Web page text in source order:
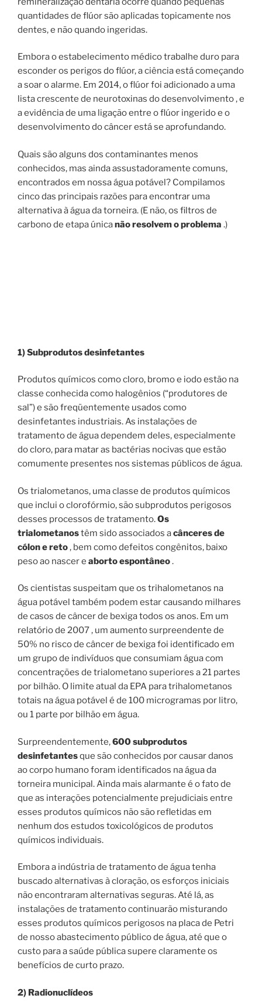
quantidades de flúor são aplicadas topicamente nos
dentes, e não quando ingeridas.
Embora o estabelecimento médico trabalhe duro para
esconder os perigos do flúor, a ciência está começando
a soar o alarme. Em 2014, o flúor foi adicionado a uma
lista crescente de neurotoxinas do desenvolvimento , e
a evidência de uma ligação entre o flúor ingerido e o
desenvolvimento do câncer está se aprofundando.
Quais são alguns dos contaminantes menos
conhecidos, mas ainda assustadoramente comuns,
encontrados em nossa água potável? Compilamos
cinco das principais razões para encontrar uma
alternativa à água da torneira. (E não, os filtros de
carbono de etapa únicanão resolvem o problema .)
1) Subprodutos desinfetantes
Produtos químicos como cloro, bromo e iodo estão na
classe conhecida como halogênios (“produtores de
sal”) e são freqüentemente usados ​​como
desinfetantes industriais. As instalações de
tratamento de água dependem deles, especialmente
do cloro, para matar as bactérias nocivas que estão
comumente presentes nos sistemas públicos de água.
Os trialometanos, uma classe de produtos químicos
que inclui o clorofórmio, são subprodutos perigosos
desses processos de tratamento.Os
trialometanostêm sido associados acânceres de
cólon e reto, bem como defeitos congênitos, baixo
peso ao nascer e aborto espontâneo.
Os cientistas suspeitam que os trihalometanos na
água potável também podem estar causando milhares
de casos de câncer de bexiga todos os anos. Em um
relatório de 2007 , um aumento surpreendente de
50% no risco de câncer de bexiga foi identificado em
um grupo de indivíduos que consumiam água com
concentrações de trialometano superiores a 21 partes
por bilhão. O limite atual da EPA para trihalometanos
totais na água potável é de 100 microgramas por litro,
ou 1 parte por bilhão em água.
Surpreendentemente,600 subprodutos
desinfetantesque são conhecidos por causar danos
ao corpo humano foram identificados na água da
torneira municipal. Ainda mais alarmante é o fato de
que as interações potencialmente prejudiciais entre
esses produtos químicos não são refletidas em
nenhum dos estudos toxicológicos de produtos
químicos individuais.
Embora a indústria de tratamento de água tenha
buscado alternativas à cloração, os esforços iniciais
não encontraram alternativas seguras. Até lá, as
instalações de tratamento continuarão misturando
esses produtos químicos perigosos na placa de Petri
de nosso abastecimento público de água, até que o
custo para a saúde pública supere claramente os
benefícios de curto prazo.
2) Radionuclídeos